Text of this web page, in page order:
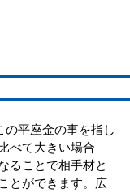
平座金の事を指し
べて大きい場合
ることで相手材と
とができます。広